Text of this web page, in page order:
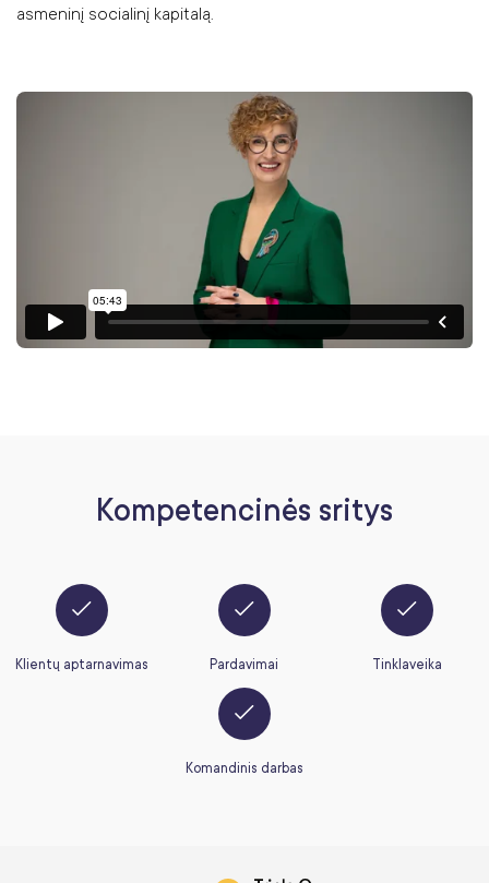
asmeninį socialinį kapitalą.
Kompetencinės sritys
Klientų aptarnavimas Pardavimai Tinklaveika
Komandinis darbas